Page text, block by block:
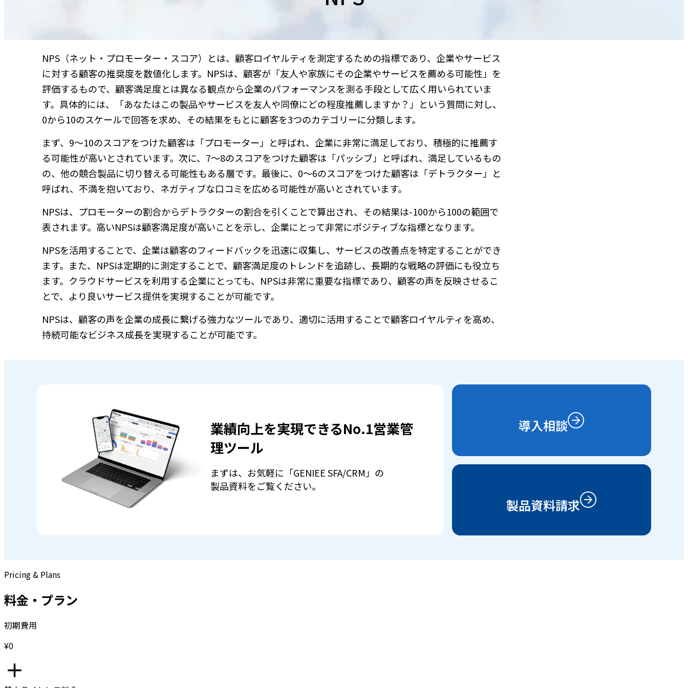
NPS（ネット・プロモーター・スコア）とは、顧客ロイヤルティを測定するための指標であり、企業やサービス
に対する顧客の推奨度を数値化します。NPSは、顧客が「友人や家族にその企業やサービスを薦める可能性」を
評価するもので、顧客満足度とは異なる観点から企業のパフォーマンスを測る手段として広く用いられていま
す。具体的には、「あなたはこの製品やサービスを友人や同僚にどの程度推薦しますか？」という質問に対し、
0から10のスケールで回答を求め、その結果をもとに顧客を3つのカテゴリーに分類します。
まず、9〜10のスコアをつけた顧客は「プロモーター」と呼ばれ、企業に非常に満足しており、積極的に推薦す
る可能性が高いとされています。次に、7〜8のスコアをつけた顧客は「パッシブ」と呼ばれ、満足しているもの
の、他の競合製品に切り替える可能性もある層です。最後に、0〜6のスコアをつけた顧客は「デトラクター」と
呼ばれ、不満を抱いており、ネガティブな口コミを広める可能性が高いとされています。
NPSは、プロモーターの割合からデトラクターの割合を引くことで算出され、その結果は-100から100の範囲で
表されます。高いNPSは顧客満足度が高いことを示し、企業にとって非常にポジティブな指標となります。
NPSを活用することで、企業は顧客のフィードバックを迅速に収集し、サービスの改善点を特定することができ
ます。また、NPSは定期的に測定することで、顧客満足度のトレンドを追跡し、長期的な戦略の評価にも役立ち
ます。クラウドサービスを利用する企業にとっても、NPSは非常に重要な指標であり、顧客の声を反映させるこ
とで、より良いサービス提供を実現することが可能です。
NPSは、顧客の声を企業の成長に繋げる強力なツールであり、適切に活用することで顧客ロイヤルティを高め、
持続可能なビジネス成長を実現することが可能です。
業績向上を実現できるNo.1営業管
理ツール
まずは、お気軽に「GENIEE SFA/CRM」の
製品資料をご覧ください。
導入相談
製品資料請求
Pricing & Plans
料金・プラン
初期費用
¥0